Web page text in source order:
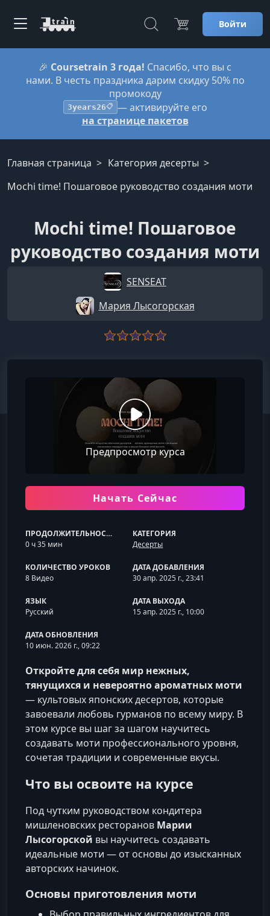
Войти
🎉 Coursetrain 3 года! Спасибо, что вы с
нами. В честь праздника дарим скидку 50% по
промокоду
3years26📋 — активируйте его
на странице пакетов
Главная страница
Категория десерты
Mochi time! Пошаговое руководство создания моти
Mochi time! Пошаговое
руководство создания моти
SENSEAT
Мария Лысогорская
Предпросмотр курса
Начать Сейчас
ПРОДОЛЖИТЕЛЬНОСТЬ
0 ч 35 мин
КАТЕГОРИЯ
Десерты
КОЛИЧЕСТВО УРОКОВ
8 Видео
ДАТА ДОБАВЛЕНИЯ
30 апр. 2025 г., 23:41
ЯЗЫК
Русский
ДАТА ВЫХОДА
15 апр. 2025 г., 10:00
ДАТА ОБНОВЛЕНИЯ
10 июн. 2026 г., 09:22
Откройте для себя мир нежных,
тянущихся и невероятно ароматных моти
— культовых японских десертов, которые
завоевали любовь гурманов по всему миру. В
этом курсе вы шаг за шагом научитесь
создавать моти профессионального уровня,
сочетая традиции и современные вкусы.
Что вы освоите на курсе
Под чутким руководством кондитера
мишленовских ресторанов Марии
Лысогорской вы научитесь создавать
идеальные моти — от основы до изысканных
авторских начинок.
Основы приготовления моти